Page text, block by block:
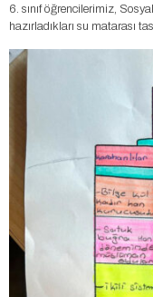
6. sınıf öğrencilerimiz,
hazırladıkları su matarası